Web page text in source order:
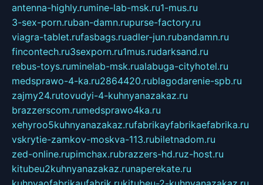
antenna-highly.rumine-lab-msk.ru1-mus.ru
3-sex-porn.ruban-damn.rupurse-factory.ru
viagra-tablet.rufasbags.ruadler-jun.rubandamn.ru
fincontech.ru3sexporn.ru1mus.rudarksand.ru
rebus-toys.ruminelab-msk.rualabuga-cityhotel.ru
medsprawo-4-ka.ru2864420.rublagodarenie-spb.ru
zajmy24.rutovudyi-4-kuhnyanazakaz.ru
brazzerscom.rumedsprawo4ka.ru
xehyroo5kuhnyanazakaz.rufabrikayfabrikaefabrika.ru
vskrytie-zamkov-moskva-113.rubiletnadom.ru
zed-online.rupimchax.rubrazzers-hd.ruz-host.ru
kitubeu2kuhnyanazakaz.runaperekate.ru